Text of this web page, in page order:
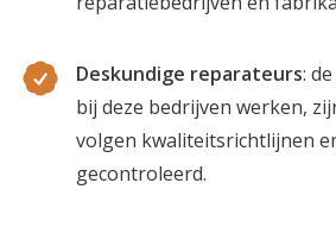
Deskundige reparateurs:
bij deze bedrijven werken,
volgen kwaliteitsrichtlijnen
gecontroleerd.